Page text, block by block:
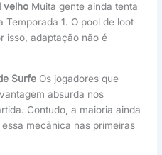
velhoMuita gente ainda tenta
Temporada 1. O pool de loot
isso, adaptação não é
SurfeOs jogadores que
absurda nos
Contudo, a maioria ainda
mecânica nas primeiras